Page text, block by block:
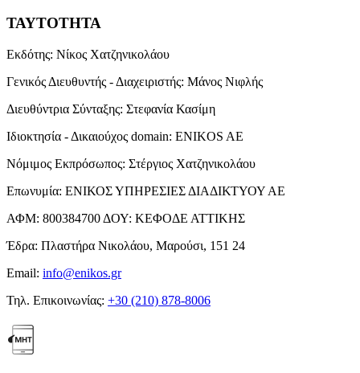
ΤΑΥΤΟΤΗΤΑ
Εκδότης: Νίκος Χατζηνικολάου
Γενικός Διευθυντής - Διαχειριστής: Μάνος Νιφλής
Διευθύντρια Σύνταξης: Στεφανία Κασίμη
Ιδιοκτησία - Δικαιούχος domain: ENIKOS AE
Νόμιμος Εκπρόσωπος: Στέργιος Χατζηνικολάου
Επωνυμία: ΕΝΙΚΟΣ ΥΠΗΡΕΣΙΕΣ ΔΙΑΔΙΚΤΥΟΥ ΑΕ
ΑΦΜ: 800384700 ΔΟΥ: ΚΕΦΟΔΕ ΑΤΤΙΚΗΣ
Έδρα: Πλαστήρα Νικολάου, Μαρούσι, 151 24
Email: info@enikos.gr
Τηλ. Επικοινωνίας: +30 (210) 878-8006